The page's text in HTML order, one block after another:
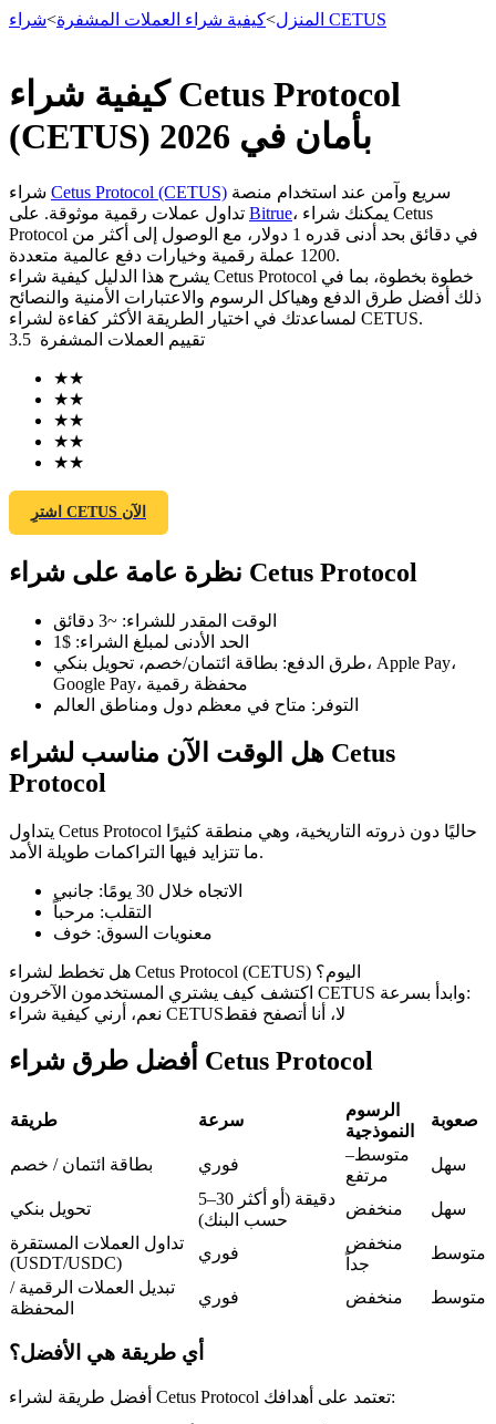
العقود الآجلة
العقود الآجلة USDT
العقود الآجلة لـ COIN-M
العقود الآجلة للعملات المشفرة
مشتقات الأسهم والعملات الأجنبية والمعادن الثمينة والسلع
العقود الآجلة USDC
نسخ التداول
انضم إلى أفضل المتداولين
المنزل>كيفية شراء العملات المشفرة> شراء CETUS
كيفية شراء Cetus Protocol
(CETUS) بأمان في 2026
Cetus Protocol (CETUS)
Bitrue، يمكنك شراء Cetus
Protocol في دقائق بحد أدنى قدره 1 دولار، مع الوصول إلى أكثر من
1200 عملة رقمية وخيارات دفع عالمية متعددة.
يشرح هذا الدليل كيفية شراء Cetus Protocol خطوة بخطوة، بما في
ذلك أفضل طرق الدفع وهياكل الرسوم والاعتبارات الأمنية والنصائح
لمساعدتك في اختيار الطريقة الأكثر كفاءة لشراء CETUS.
تقييم العملات المشفرة 3.5
★★
★★
★★
★★
★★
اشترِ CETUS الآن
نظرة عامة على شراء Cetus Protocol
الوقت المقدر للشراء: ~3 دقائق
الحد الأدنى لمبلغ الشراء:
$1
طرق الدفع: بطاقة ائتمان/خصم، تحويل بنكي، Apple Pay،
Google Pay، محفظة رقمية
التوفر : متاح في معظم دول ومناطق العالم
هل الوقت الآن مناسب لشراء Cetus
Protocol
يتداول Cetus Protocol حاليًا دون ذروته التاريخية، وهي منطقة كثيرًا
ما تتزايد فيها التراكمات طويلة الأمد.
الاتجاه خلال 30 يومًا : جانبي
التقلب: مرحباً
معنويات السوق: خوف
هل تخطط لشراء Cetus Protocol (CETUS) اليوم؟
اكتشف كيف يشتري المستخدمون الآخرون CETUS وابدأ بسرعة:
نعم، أرني كيفية شراء CETUSلا، أنا أتصفح فقط
أفضل طرق شراء Cetus Protocol
طريقة سرعة
الرسوم
النموذجية
صعوبة
بطاقة ائتمان / خصم فوري
متوسط–
مرتفع
سهل
تحويل بنكي
5–30 دقيقة (أو أكثر
حسب البنك)
منخفض
سهل
تداول العملات المستقرة
(USDT/USDC)
فوري
منخفض
جداً
متوسط
تبديل العملات الرقمية /
المحفظة
فوري منخفض متوسط
أي طريقة هي الأفضل؟
أفضل طريقة لشراء Cetus Protocol تعتمد على أهدافك: